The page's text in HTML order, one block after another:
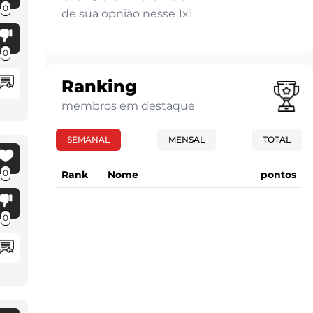
0
0
0
0
de sua opnião nesse 1x1
Ranking
membros em destaque
SEMANAL MENSAL TOTAL
Rank Nome pontos